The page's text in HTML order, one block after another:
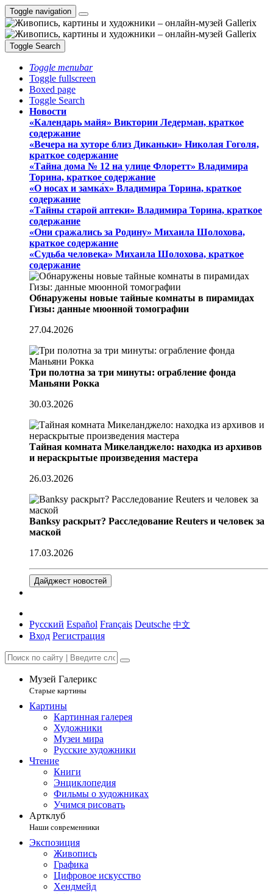
Toggle navigation
Toggle Search
Toggle menubar
Toggle fullscreen
Boxed page
Toggle Search
Новости
«Календарь майя» Виктории Ледерман, краткое
содержание
«Вечера на хуторе близ Диканьки» Николая Гоголя,
краткое содержание
«Тайна дома № 12 на улице Флоретт» Владимира
Торина, краткое содержание
«О носах и замка́х» Владимира Торина, краткое
содержание
«Тайны старой аптеки» Владимира Торина, краткое
содержание
«Они сражались за Родину» Михаила Шолохова,
краткое содержание
«Судьба человека» Михаила Шолохова, краткое
содержание
Обнаружены новые тайные комнаты в пирамидах
Гизы: данные мюонной томографии
27.04.2026
Три полотна за три минуты: ограбление фонда
Маньяни Рокка
30.03.2026
Тайная комната Микеланджело: находка из архивов
и нераскрытые произведения мастера
26.03.2026
Banksy раскрыт? Расследование Reuters и человек за
маской
17.03.2026
Дайджест новостей
Русский Español Français Deutsche 中文
Вход Регистрация
Музей Галерикс
Старые картины
Картины
Картинная галерея
Художники
Музеи мира
Русские художники
Чтение
Книги
Энциклопедия
Фильмы о художниках
Учимся рисовать
Артклуб
Наши современники
Экспозиция
Живопись
Графика
Цифровое искусство
Хендмейд